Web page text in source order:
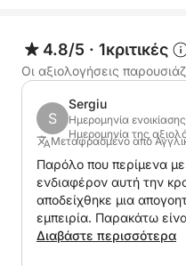
4.8/5 · 1κριτικές
Οι αξιολογήσεις
S
Sergiu
Ημερομηνία
Ημερομηνία της
Μεταφρασμένο από
Παρόλο που περίμενα
ενδιαφέρον αυτή την
αποδείχθηκε μια
εμπειρία. Παρακάτω
τους οποίους έδωσα αυτή
Διαβάστε περισσότερα